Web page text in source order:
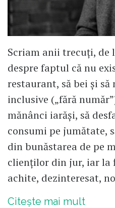
Scriam anii trecuți, de
despre faptul că nu
restaurant, să bei și
inclusive („fără
mănânci iarăși, să
consumi pe jumătate,
din bunăstarea de pe
clienților din jur, iar la
achite, dezinteresat,
Citește mai mult